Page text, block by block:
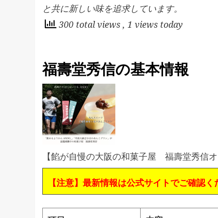
と共に新しい味を追求しています。
300 total views , 1 views today
福壽堂秀信の基本情報
【餡が自慢の大阪の和菓子屋 福壽堂秀信オ
【注意】最新情報は公式サイトでご確認く